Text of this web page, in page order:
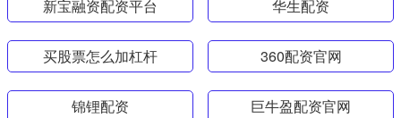
新宝融资配资平台 华生配资
买股票怎么加杠杆 360配资官网
锦锂配资 巨牛盈配资官网